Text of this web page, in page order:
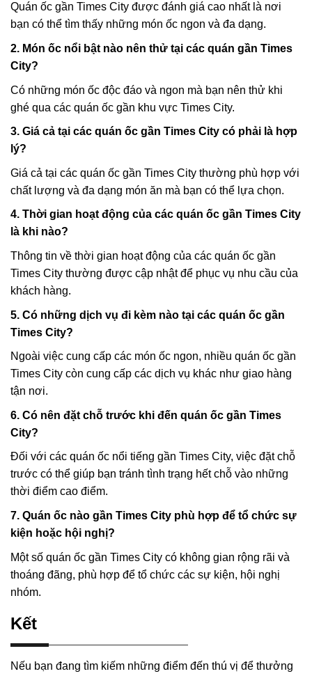
Quán ốc gần Times City được đánh giá cao nhất là nơi
bạn có thể tìm thấy những món ốc ngon và đa dạng.
2. Món ốc nổi bật nào nên thử tại các quán gần Times
City?
Có những món ốc độc đáo và ngon mà bạn nên thử khi
ghé qua các quán ốc gần khu vực Times City.
3. Giá cả tại các quán ốc gần Times City có phải là hợp
lý?
Giá cả tại các quán ốc gần Times City thường phù hợp với
chất lượng và đa dạng món ăn mà bạn có thể lựa chọn.
4. Thời gian hoạt động của các quán ốc gần Times City
là khi nào?
Thông tin về thời gian hoạt động của các quán ốc gần
Times City thường được cập nhật để phục vụ nhu cầu của
khách hàng.
5. Có những dịch vụ đi kèm nào tại các quán ốc gần
Times City?
Ngoài việc cung cấp các món ốc ngon, nhiều quán ốc gần
Times City còn cung cấp các dịch vụ khác như giao hàng
tận nơi.
6. Có nên đặt chỗ trước khi đến quán ốc gần Times
City?
Đối với các quán ốc nổi tiếng gần Times City, việc đặt chỗ
trước có thể giúp bạn tránh tình trạng hết chỗ vào những
thời điểm cao điểm.
7. Quán ốc nào gần Times City phù hợp để tổ chức sự
kiện hoặc hội nghị?
Một số quán ốc gần Times City có không gian rộng rãi và
thoáng đãng, phù hợp để tổ chức các sự kiện, hội nghị
nhóm.
Kết
Nếu bạn đang tìm kiếm những điểm đến thú vị để thưởng